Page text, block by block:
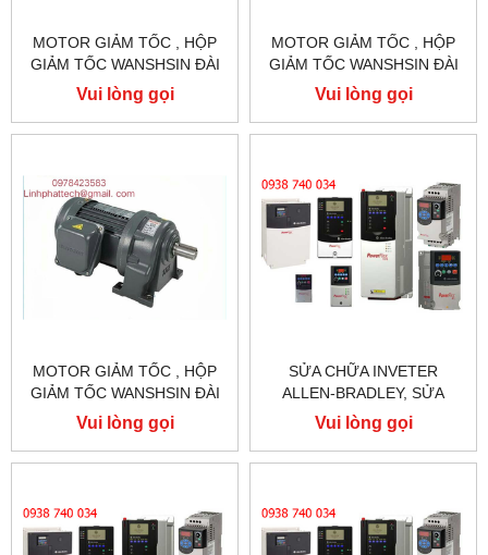
MOTOR GIẢM TỐC , HỘP
GIẢM TỐC WANSHSIN ĐÀI
LOAN GH40-2200-3S /
2.2KW 2200W 3HP
Vui lòng gọi
MOTOR GIẢM TỐC , HỘP
GIẢM TỐC WANSHSIN ĐÀI
LOAN 1.5KW 1500W 2HP AC
BA PHA 220 V / 380V
Vui lòng gọi
MOTOR GIẢM TỐC , HỘP
GIẢM TỐC WANSHSIN ĐÀI
LOAN 1.5KW 1500W 2HP AC
BA PHA 220 V / 380V
Vui lòng gọi
SỬA CHỮA INVETER
ALLEN-BRADLEY, SỬA
CHỮA ALLEN-BRADLEY
POWER FLEX 755
Vui lòng gọi